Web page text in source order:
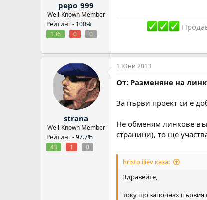
pepo_999
Well-Known Member
Рейтинг - 100%
136
0 0
strana
Well-Known Member
Рейтинг -97.7%
43
1 0
1 Юни 2013
От: Разменяне на
За първи проект си е
Не обменям линкове
страници), то ще
hristo.iliev каза:
Здравейте,
току що започнах първия